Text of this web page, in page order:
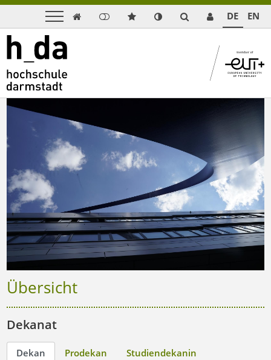
 DE EN
Übersicht
Dekanat
Dekan Prodekan Studiendekanin